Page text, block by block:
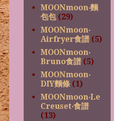
MOONmoon‧麵
包包 (29)
MOONmoon‧
Airfryer食譜 (5)
MOONmoon‧
Bruno食譜 (5)
MOONmoon‧
DIY麵條 (1)
MOONmoon‧Le
Creuset‧食譜
(13)